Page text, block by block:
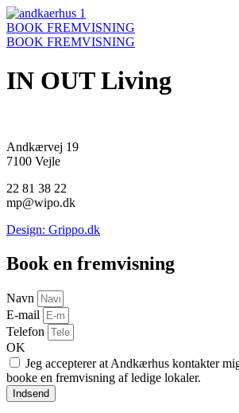
Videre
til
indhold
BOOK FREMVISNING
BOOK FREMVISNING
IN OUT Living
Andkærvej 19
7100 Vejle
22 81 38 22
mp@wipo.dk
Design: Grippo.dk
Book en fremvisning
Navn
E-mail
Telefon
OK
Jeg accepterer at Andkærhus kontakter
booke en fremvisning af ledige lokaler.
Indsend